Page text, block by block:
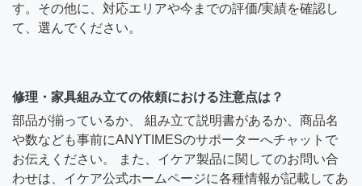
す。その他に、対応エリアや今までの評価/実績を確認し
て、選んでください。
修理・家具組み立ての依頼における注意点は？
部品が揃っているか、 組み立て説明書があるか、商品名
や数なども事前にANYTIMESのサポーターへチャットで
お伝えください。 また、イケア製品に関してのお問い合
わせは、イケア公式ホームページに各種情報が記載してあ